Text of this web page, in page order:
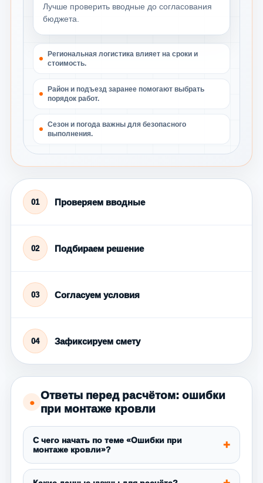
Лучше проверить вводные до согласования
бюджета.
Региональная логистика влияет на сроки и
стоимость.
Район и подъезд заранее помогают выбрать
порядок работ.
Сезон и погода важны для безопасного
выполнения.
01 Проверяем вводные
02 Подбираем решение
03 Согласуем условия
04 Зафиксируем смету
●
Ответы перед расчётом: ошибки
при монтаже кровли
С чего начать по теме «Ошибки при
монтаже кровли»?